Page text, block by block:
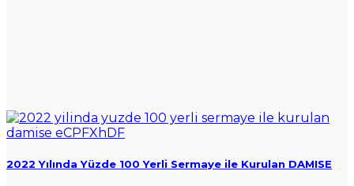
2022 Yılında Yüzde 100 Yerli Sermaye ile Kurulan DAMISE